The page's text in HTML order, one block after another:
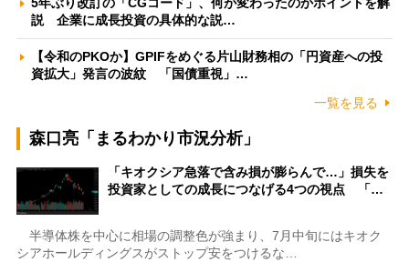
説 企業に成長投資の具体的な説…
【令和のPKOか】GPIFをめぐる片山財務相の「円資産への投
資拡大」発言の波紋 「国債重視」…
一覧を見る
森口亮「まるわかり市況分析」
「キオクシア急落で含み損が膨らんで…」損失を
投資家としての成長につなげる4つの視点 「…
半導体株を中心に相場の調整色が強まり、7月中旬にはキオク
シアホールディングスがストップ安をつけるな…